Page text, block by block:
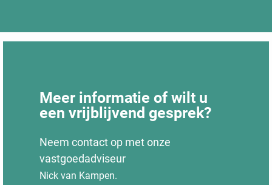
Meer informatie of wilt u
een vrijblijvend gesprek?
Neem contact op met onze
vastgoedadviseur
Nick van Kampen.